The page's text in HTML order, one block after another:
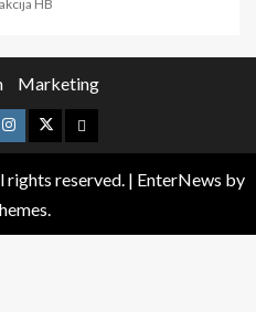
HB
Marketing
reserved. | EnterNews by